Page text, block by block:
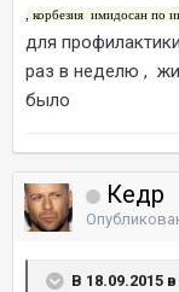
корбезия имидосан по
для
раз в неделю ,
было
Кедр
В 18.09.2015